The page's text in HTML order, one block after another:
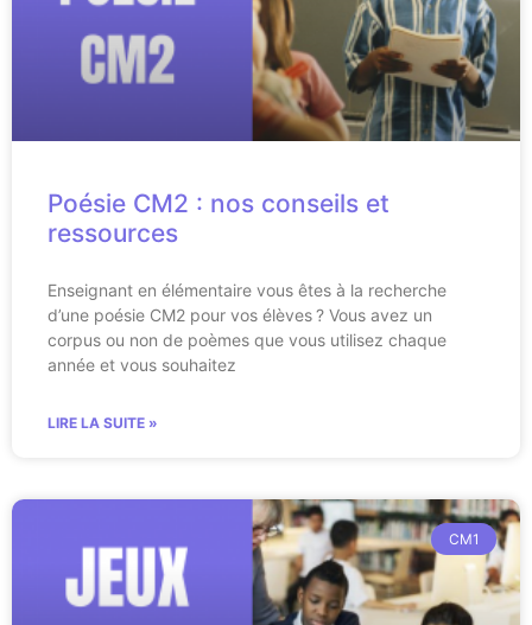
Poésie CM2 : nos conseils et
ressources
Enseignant en élémentaire vous êtes à la recherche
d’une poésie CM2 pour vos élèves ? Vous avez un
corpus ou non de poèmes que vous utilisez chaque
année et vous souhaitez
LIRE LA SUITE »
CM1